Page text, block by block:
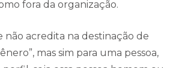
fora da organização.
não acredita na destinação de
mas sim para uma pessoa,